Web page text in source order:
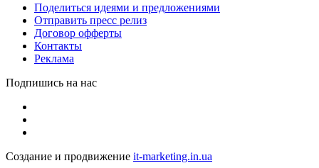
Поделиться идеями и предложениями
Отправить пресс релиз
Договор офферты
Контакты
Реклама
Подпишись на нас
Создание и продвижение it-marketing.in.ua